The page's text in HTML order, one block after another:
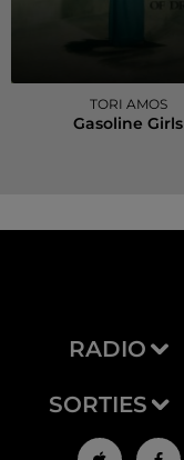
TORI AMOS
Gasoline Girls
RADIO
SORTIES